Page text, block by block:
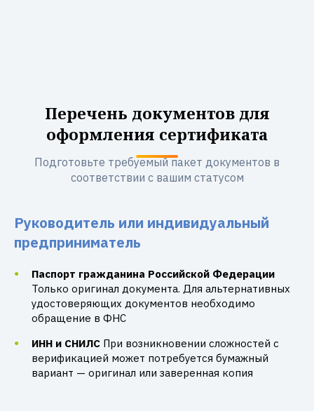
Перечень документов для
оформления сертификата
Подготовьте требуемый пакет документов в
соответствии с вашим статусом
Руководитель или индивидуальный
предприниматель
Паспорт гражданина Российской Федерации
Только оригинал документа. Для альтернативных
удостоверяющих документов необходимо
обращение в ФНС
ИНН и СНИЛС При возникновении сложностей с
верификацией может потребуется бумажный
вариант — оригинал или заверенная копия